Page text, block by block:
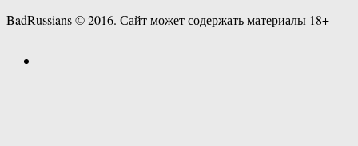
BadRussians © 2016. Сайт может содержать материалы 18+